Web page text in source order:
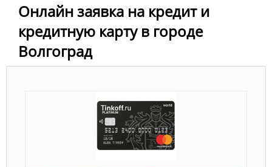
Онлайн заявка на кредит и
кредитную карту в городе
Волгоград